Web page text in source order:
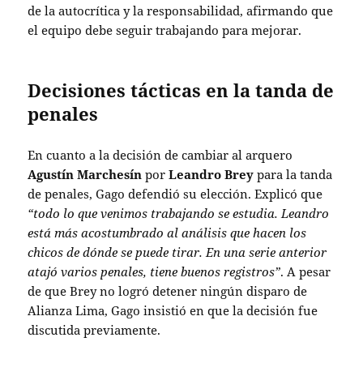
de la autocrítica y la responsabilidad, afirmando que
el equipo debe seguir trabajando para mejorar.
Decisiones tácticas en la tanda de
penales
En cuanto a la decisión de cambiar al arquero
Agustín Marchesín porLeandro Brey para la tanda
de penales, Gago defendió su elección. Explicó que
“todo lo que venimos trabajando se estudia. Leandro
está más acostumbrado al análisis que hacen los
chicos de dónde se puede tirar. En una serie anterior
atajó varios penales, tiene buenos registros”. A pesar
de que Brey no logró detener ningún disparo de
Alianza Lima, Gago insistió en que la decisión fue
discutida previamente.